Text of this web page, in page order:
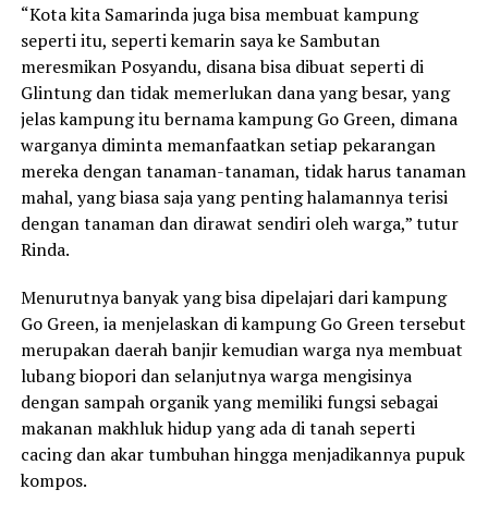
“Kota kita Samarinda juga bisa membuat kampung
seperti itu, seperti kemarin saya ke Sambutan
meresmikan Posyandu, disana bisa dibuat seperti di
Glintung dan tidak memerlukan dana yang besar, yang
jelas kampung itu bernama kampung Go Green, dimana
warganya diminta memanfaatkan setiap pekarangan
mereka dengan tanaman-tanaman, tidak harus tanaman
mahal, yang biasa saja yang penting halamannya terisi
dengan tanaman dan dirawat sendiri oleh warga,” tutur
Rinda.
Menurutnya banyak yang bisa dipelajari dari kampung
Go Green, ia menjelaskan di kampung Go Green tersebut
merupakan daerah banjir kemudian warga nya membuat
lubang biopori dan selanjutnya warga mengisinya
dengan sampah organik yang memiliki fungsi sebagai
makanan makhluk hidup yang ada di tanah seperti
cacing dan akar tumbuhan hingga menjadikannya pupuk
kompos.